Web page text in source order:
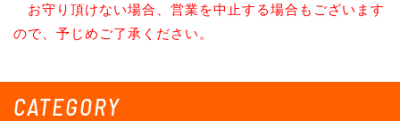
CATEGORY
お守り頂けない場合、営業を中止する場合もございます
ので、予じめご了承ください。